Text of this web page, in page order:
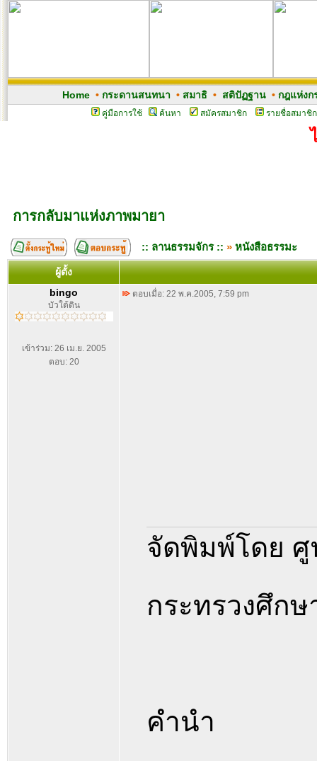
Home• กระดานสนทนา • สมาธิ• สติปัฏฐาน• กฎแห่งก
คู่มือการใช้ ค้นหา สมัครสมาชิก รายชื่อสมาชิก
การกลับมาแห่งภาพมายา
:: ลานธรรมจักร :: » หนังสือธรรมะ
ผู้ตั้ง
bingo
บัวใต้ดิน
เข้าร่วม: 26 เม.ย. 2005
ตอบ: 20
ตอบเมื่อ: 22 พ.ค.2005, 7:59 pm
จัดพิมพ์โดย ศู
กระทรวงศึกษ
คำนำ